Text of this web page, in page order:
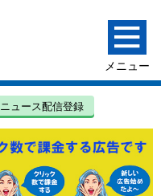
ニュース配信登録